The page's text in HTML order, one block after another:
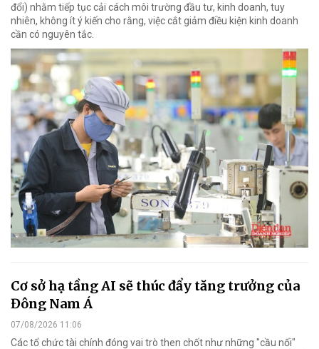
đổi) nhằm tiếp tục cải cách môi trường đầu tư, kinh doanh, tuy
nhiên, không ít ý kiến cho rằng, việc cắt giảm điều kiện kinh doanh
cần có nguyên tắc.
Cơ sở hạ tầng AI sẽ thúc đẩy tăng trưởng của
Đông Nam Á
07/08/2026 11:06
Các tổ chức tài chính đóng vai trò then chốt như những "cầu nối"